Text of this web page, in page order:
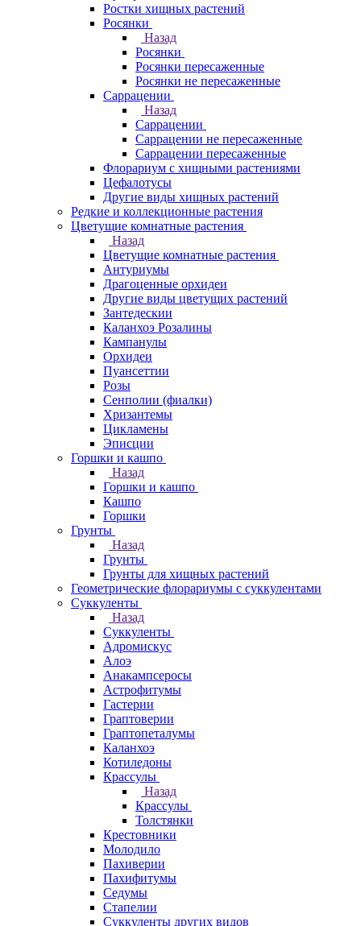
Ростки хищных растений
Росянки
Назад
Росянки
Росянки пересаженные
Росянки не пересаженные
Саррацении
Назад
Саррацении
Саррацении не пересаженные
Саррацении пересаженные
Флорариум с хищными растениями
Цефалотусы
Другие виды хищных растений
Редкие и коллекционные растения
Цветущие комнатные растения
Назад
Цветущие комнатные растения
Антуриумы
Драгоценные орхидеи
Другие виды цветущих растений
Зантедескии
Каланхоэ Розалины
Кампанулы
Орхидеи
Пуансеттии
Розы
Сенполии (фиалки)
Хризантемы
Цикламены
Эписции
Горшки и кашпо
Назад
Горшки и кашпо
Кашпо
Горшки
Грунты
Назад
Грунты
Грунты для хищных растений
Геометрические флорариумы с суккулентами
Суккуленты
Назад
Суккуленты
Адромискус
Алоэ
Анакампсеросы
Астрофитумы
Гастерии
Граптоверии
Граптопеталумы
Каланхоэ
Котиледоны
Крассулы
Назад
Крассулы
Толстянки
Крестовники
Молодило
Пахиверии
Пахифитумы
Седумы
Стапелии
Суккуленты других видов